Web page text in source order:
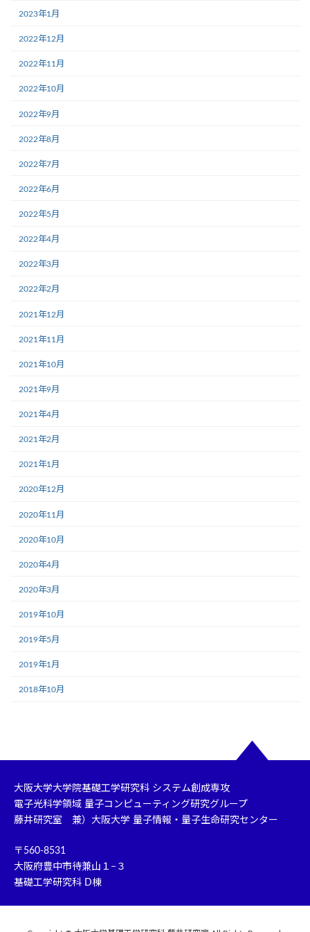
2023年1月
2022年12月
2022年11月
2022年10月
2022年9月
2022年8月
2022年7月
2022年6月
2022年5月
2022年4月
2022年3月
2022年2月
2021年12月
2021年11月
2021年10月
2021年9月
2021年4月
2021年2月
2021年1月
2020年12月
2020年11月
2020年10月
2020年4月
2020年3月
2019年10月
2019年5月
2019年1月
2018年10月
大阪大学大学院基礎工学研究科 システム創成専攻
電子光科学領域 量子コンピューティング研究グループ
藤井研究室 兼）大阪大学 量子情報・量子生命研究センター
〒560-8531
大阪府豊中市待兼山１−３
基礎工学研究科 D棟